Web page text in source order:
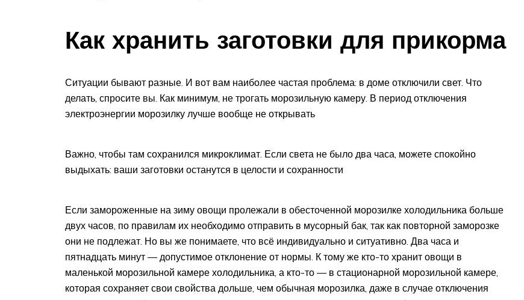
Как хранить заготовки для прикорма
Ситуации бывают разные. И вот вам наиболее частая проблема: в доме отключили свет. Что
делать, спросите вы. Как минимум, не трогать морозильную камеру. В период отключения
электроэнергии морозилку лучше вообще не открывать
Важно, чтобы там сохранился микроклимат. Если света не было два часа, можете спокойно
выдыхать: ваши заготовки останутся в целости и сохранности
Если замороженные на зиму овощи пролежали в обесточенной морозилке холодильника больше
двух часов, по правилам их необходимо отправить в мусорный бак, так как повторной заморозке
они не подлежат. Но вы же понимаете, что всё индивидуально и ситуативно. Два часа и
пятнадцать минут — допустимое отклонение от нормы. К тому же кто-то хранит овощи в
маленькой морозильной камере холодильника, а кто-то — в стационарной морозильной камере,
которая сохраняет свои свойства дольше, чем обычная морозилка, даже в случае отключения